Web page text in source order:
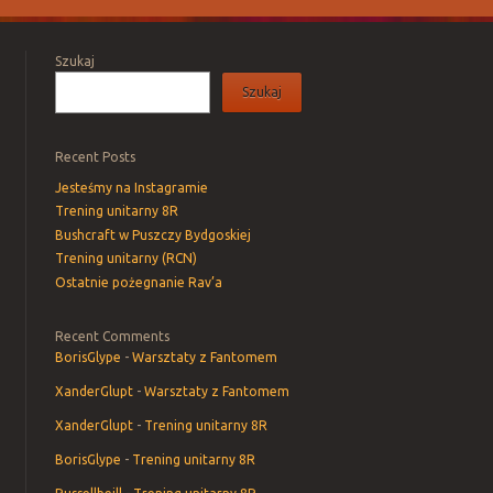
Szukaj
Szukaj
Recent Posts
Jesteśmy na Instagramie
Trening unitarny 8R
Bushcraft w Puszczy Bydgoskiej
Trening unitarny (RCN)
Ostatnie pożegnanie Rav’a
Recent Comments
BorisGlype -Warsztaty z Fantomem
XanderGlupt -Warsztaty z Fantomem
XanderGlupt - Trening unitarny 8R
BorisGlype - Trening unitarny 8R